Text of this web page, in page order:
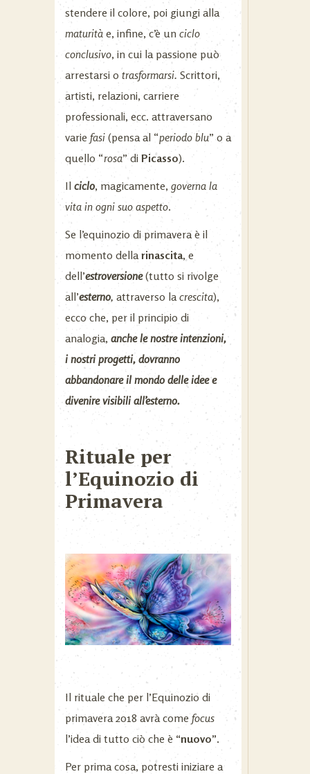
stendere il colore, poi giungi alla
maturità e, infine, c’è un ciclo
conclusivo, in cui la passione può
arrestarsi o trasformarsi. Scrittori,
artisti, relazioni, carriere
professionali, ecc. attraversano
varie fasi (pensa al “periodo blu” o a
quello “rosa” di Picasso).
Il ciclo, magicamente, governa la
vita in ogni suo aspetto.
Se l’equinozio di primavera è il
momento dellarinascita, e
dell’estroversione(tutto si rivolge
all’esterno, attraverso lacrescita),
ecco che, per il principio di
analogia, anche le nostre intenzioni,
i nostri progetti, dovranno
abbandonare il mondo delle idee e
divenire visibili all’esterno.
Rituale per
l’Equinozio di
Primavera
Il rituale che per l’Equinozio di
primavera 2018 avrà comefocus
l’idea di tutto ciò che è “nuovo”.
Per prima cosa, potresti iniziare a